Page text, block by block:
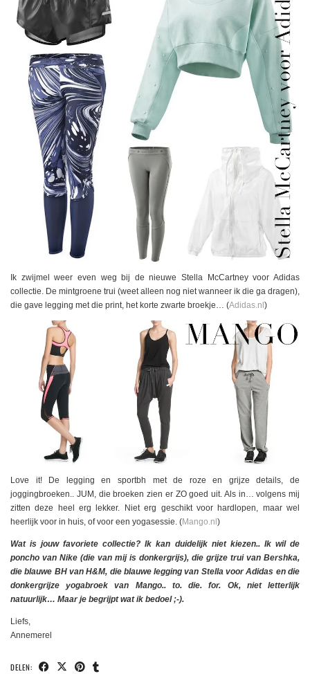
Ik zwijmel weer even weg bij de nieuwe Stella McCartney voor Adidas
collectie. De mintgroene trui (weet alleen nog niet wanneer ik die ga dragen),
die gave legging met die print, het korte zwarte broekje… (Adidas.nl )
Love it! De legging en sportbh met de roze en grijze details, de
joggingbroeken.. JUM, die broeken zien er ZO goed uit. Als in… volgens mij
zitten deze heel erg lekker. Niet erg geschikt voor hardlopen, maar wel
heerlijk voor in huis, of voor een yogasessie. (Mango.nl )
Wat is jouw favoriete collectie? Ik kan duidelijk niet kiezen.. Ik wil de
poncho van Nike (die van mij is donkergrijs), die grijze trui van Bershka,
die blauwe BH van H&M, die blauwe legging van Stella voor Adidas en die
donkergrijze yogabroek van Mango.. to. die. for. Ok, niet letterlijk
natuurlijk… Maar je begrijpt wat ik bedoel ;-).
Liefs,
Annemerel
DELEN: